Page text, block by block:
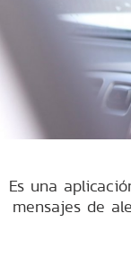
Es una
mensajes de